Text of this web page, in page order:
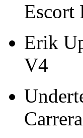
Escort
Erik
V4
Carrera